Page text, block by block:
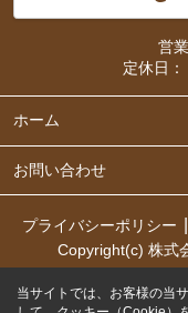
営
定休日：
ホーム
お問い合わせ
プライバシーポリシー
Copyright(c) 株式
当サイトでは、お客様の当